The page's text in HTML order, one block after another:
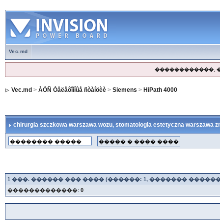
Vec.md
������������,
Vec.md > ÀÒÑ Òåëåôîííûå ñòàíöèè> Siemens > HiPath 4000
chirurgia szczkowa warszawa wozu, stomatologia estetyczna warszawa
1 ���. ������ ��� ���� (������: 1, �������
�������������: 0